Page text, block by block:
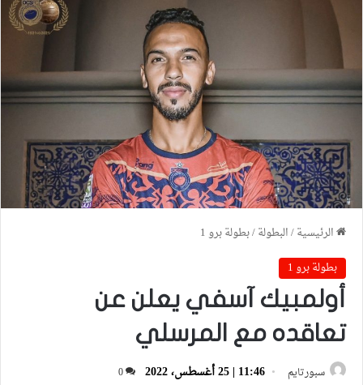
الرئيسية/البطولة/بطولة برو 1
بطولة برو 1
أولمبيك آسفي يعلن عن
تعاقده مع المرسلي
سبورتايم 11:46 | 25 أغسطس، 2022 0